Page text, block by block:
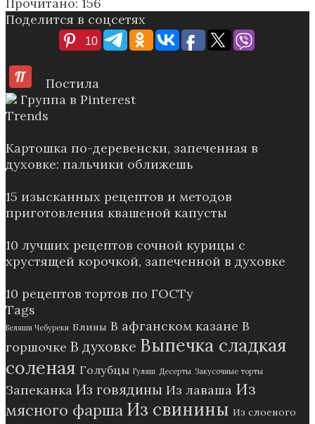
Поделится в соцсетях
10
Постила
Группа в Pinterest
Trends
Картошка по-деревенски, запеченная в
духовке: пальчики оближешь
15 изысканных рецептов и методов
приготовления квашеной капусты
10 лучших рецептов сочной курицы с
хрустящей корочкой, запеченной в духовке
10 рецептов тортов по ГОСТу
Tags
Беляши Чебуреки Блины В афганском казане В
горшочке В духовке Выпечка сладкая
соленая Голубцы Гуляш Десерты Закусочные торты
Запеканка Из говядины Из лаваша Из
мясного фарша Из свинины Из слоеного